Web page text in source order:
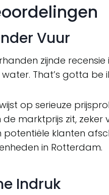
Vuur
zijnde
water. That’s gotta be
op serieuze
marktprijs zit,
potentiële klanten
in Rotterdam.
Indruk